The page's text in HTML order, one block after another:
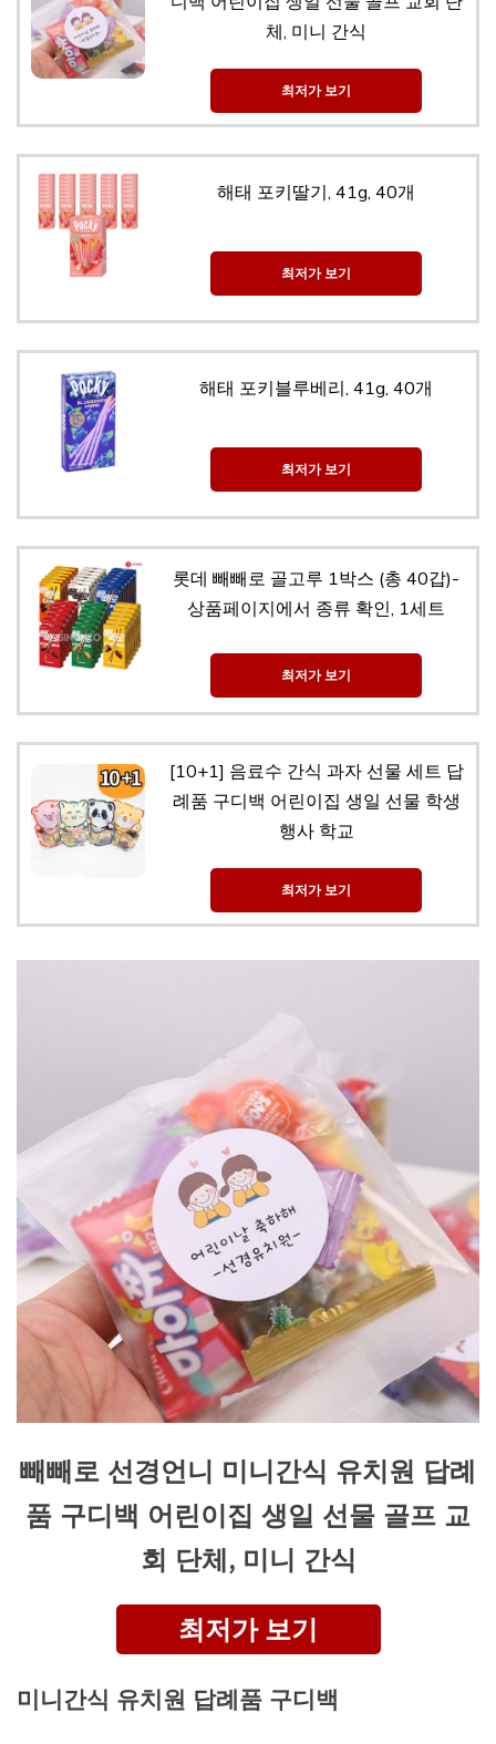
체, 미니 간식
최저가 보기
해태 포키딸기, 41g, 40개
최저가 보기
해태 포키블루베리, 41g, 40개
최저가 보기
롯데 빼빼로 골고루 1박스 (총 40갑)-
상품페이지에서 종류 확인, 1세트
최저가 보기
[10+1] 음료수 간식 과자 선물 세트 답
례품 구디백 어린이집 생일 선물 학생
행사 학교
최저가 보기
빼빼로 선경언니 미니간식 유치원 답례
품 구디백 어린이집 생일 선물 골프 교
회 단체, 미니 간식
최저가 보기
미니간식 유치원 답례품 구디백